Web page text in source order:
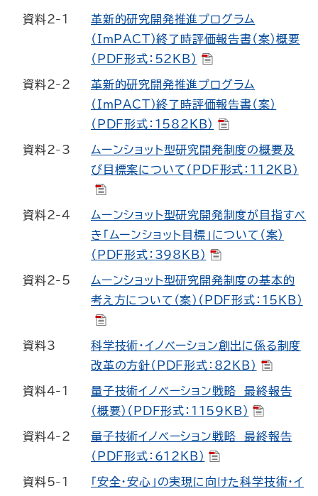
資料2-1
革新的研究開発推進プログラム
（ImPACT）終了時評価報告書（案）概要
（PDF形式：52KB）
資料2-2
革新的研究開発推進プログラム
（ImPACT）終了時評価報告書（案）
（PDF形式：1582KB）
資料2-3
ムーンショット型研究開発制度の概要及
び目標案について（PDF形式：112KB）
資料2-4
ムーンショット型研究開発制度が目指すべ
き「ムーンショット目標」について（案）
（PDF形式：398KB）
資料2-5
ムーンショット型研究開発制度の基本的
考え方について（案）（PDF形式：15KB）
資料3
科学技術・イノベーション創出に係る制度
改革の方針（PDF形式：82KB）
資料4-1
量子技術イノベーション戦略 最終報告
（概要）（PDF形式：1159KB）
資料4-2
量子技術イノベーション戦略 最終報告
（PDF形式：612KB）
資料5-1
「安全・安心」の実現に向けた科学技術・イ